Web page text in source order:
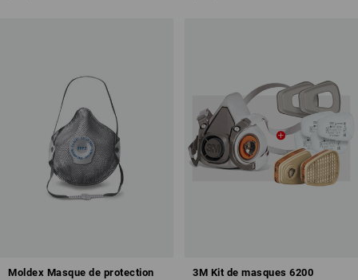
Moldex Masque de protection
3M Kit de masques 6200